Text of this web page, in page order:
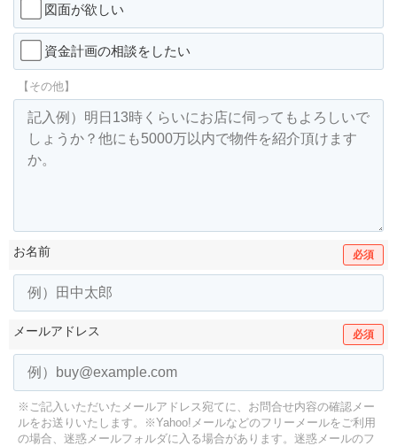
図面が欲しい
資金計画の相談をしたい
【その他】
お名前 必須
メールアドレス 必須
※ご記入いただいたメールアドレス宛てに、お問合せ内容の確認メー
ルをお送りいたします。
※Yahoo!メールなどのフリーメールをご利用
の場合、迷惑メールフォルダに入る場合があります。 迷惑メールのフ